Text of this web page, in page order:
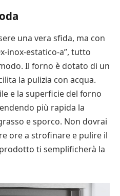
una vera sfida, ma con
inox-estatico-a”, tutto
Il forno è dotato di un
la pulizia con acqua.
e la superficie del forno
più rapida la
e sporco. Non dovrai
ore a strofinare e pulire il
ti semplificherà la